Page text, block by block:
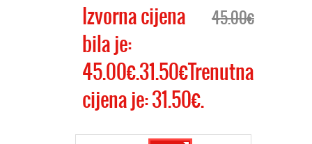
45.00€
Izvorna cijena
bila je:
45.00€.31.50€Trenutna
cijena je: 31.50€.